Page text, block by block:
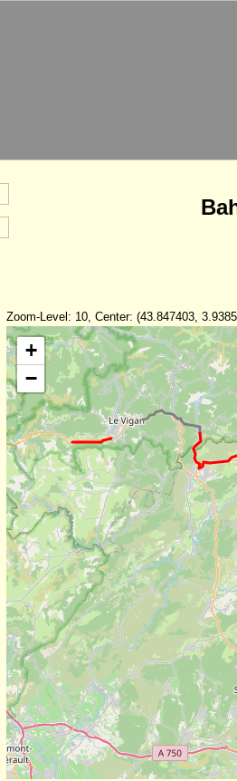
Zoom-Level: 10, Center: (43.847403,
+
−